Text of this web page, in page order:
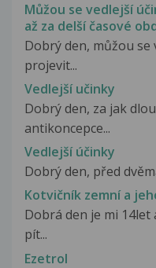
Můžou se vedlejší
až za delší časové
Dobrý den, můžou
projevit...
Vedlejší učinky
Dobrý den, za jak
antikoncepce...
Vedlejší účinky
Dobrý den, před
Kotvičník zemní a
Dobrá den je mi 14let
pít...
Ezetrol